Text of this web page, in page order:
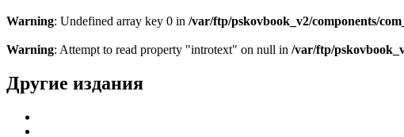
Warning: Undefined array key 0 in /var/ftp/pskovbook_v2/components/
Warning: Attempt to read property "introtext" on null in /var/ftp/
Другие издания